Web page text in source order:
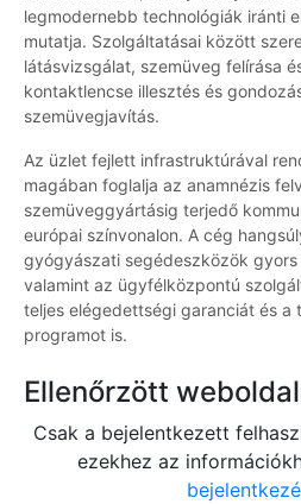
legmodernebb technológiák iránti
mutatja. Szolgáltatásai között
látásvizsgálat, szemüveg felírása
kontaktlencse illesztés és
szemüvegjavítás.
Az üzlet fejlett infrastruktúrával
magában foglalja az anamnézis
szemüveggyártásig terjedő
európai színvonalon. A cég
gyógyászati segédeszközök gyors
valamint az ügyfélközpontú
teljes elégedettségi garanciát és a
programot is.
Ellenőrzött
Csak a bejelentkezett
ezekhez az